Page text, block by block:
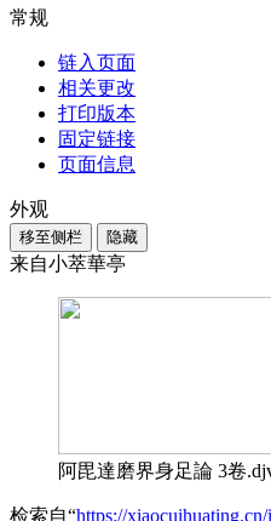
常规
链入页面
相关更改
打印版本
固定链接
页面信息
外观
移至侧栏 隐藏
来自小萃華亭
阿毘達磨界身足論 3卷
检索自“https://